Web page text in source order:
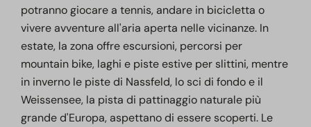
potranno giocare a tennis, andare in bicicletta o
vivere avventure all'aria aperta nelle vicinanze. In
estate, la zona offre escursioni, percorsi per
mountain bike, laghi e piste estive per slittini, mentre
in inverno le piste di Nassfeld, lo sci di fondo e il
Weissensee, la pista di pattinaggio naturale più
grande d'Europa, aspettano di essere scoperti. Le